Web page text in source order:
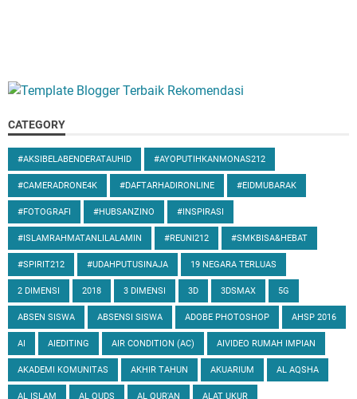
CATEGORY
#AKSIBELABENDERATAUHID #AYOPUTIHKANMONAS212
#CAMERADRONE4K #DAFTARHADIRONLINE #EIDMUBARAK
#FOTOGRAFI #HUBSANZINO #INSPIRASI
#ISLAMRAHMATANLILALAMIN #REUNI212 #SMKBISA&HEBAT
#SPIRIT212 #UDAHPUTUSINAJA 19 NEGARA TERLUAS
2 DIMENSI 2018 3 DIMENSI 3D 3DSMAX 5G
ABSEN SISWA ABSENSI SISWA ADOBE PHOTOSHOP AHSP 2016
AI AIEDITING AIR CONDITION (AC) AIVIDEO RUMAH IMPIAN
AKADEMI KOMUNITAS AKHIR TAHUN AKUARIUM AL AQSHA
AL ISLAM AL QUDS AL QUR'AN ALAT UKUR